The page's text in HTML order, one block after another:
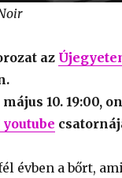
az
10. 19:00,
youtube
évben a bőrt,